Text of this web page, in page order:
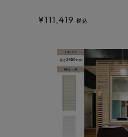
メルマガ登録
特定商取引法について
¥111,419 税込